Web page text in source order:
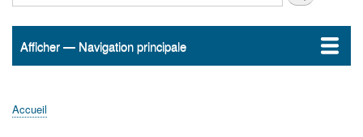
Navigation
Afficher — Navigation principale
Accueil
ActualitésMATh.en.JEANS ?
Régions et Ateliers
Créer, gérer un atelier
Sujets/Publications
Congrès
Accueil